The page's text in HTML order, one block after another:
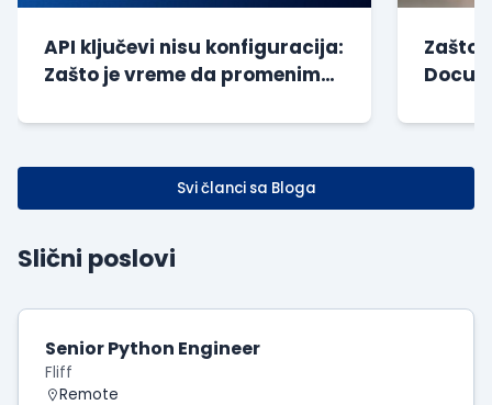
API ključevi nisu konfiguracija:
Zašto je vreme da promenimo
Zašto
Svi članci sa Bloga
Slični poslovi
Senior Python Engineer
Fliff
Remote